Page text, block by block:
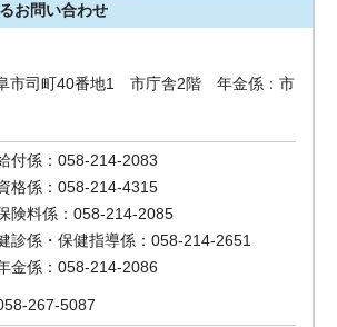
お問い合わせ
市司町40番地1 市庁舎2階 年金係：市
付係：058-214-2083
格係：058-214-4315
険料係：058-214-2085
診係・保健指導係：058-214-2651
金係：058-214-2086
267-5087